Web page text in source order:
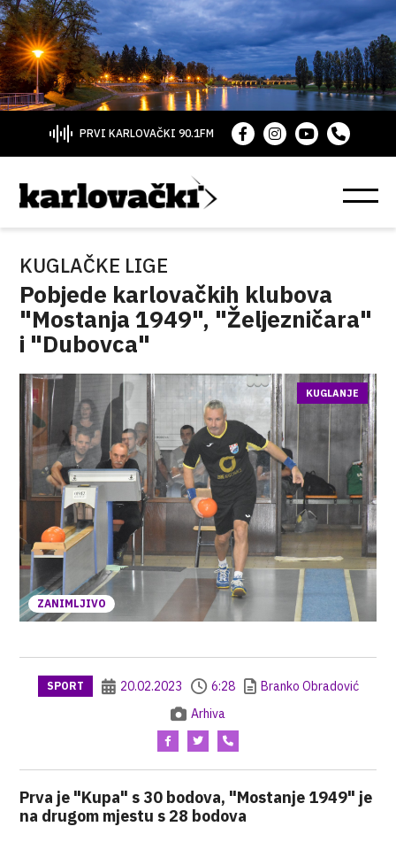
PRVI KARLOVAČKI 90.1FM
KUGLAČKE LIGE
Pobjede karlovačkih klubova
"Mostanja 1949", "Željezničara"
i "Dubovca"
ZANIMLJIVO
KUGLANJE
SPORT 20.02.2023 6:28
Branko Obradović
Arhiva
Prva je "Kupa" s 30 bodova, "Mostanje 1949" je
na drugom mjestu s 28 bodova